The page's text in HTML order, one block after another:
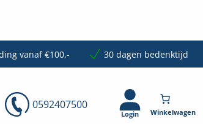
vanaf €100,- 30 dagen bedenktijd
0592407500
Login